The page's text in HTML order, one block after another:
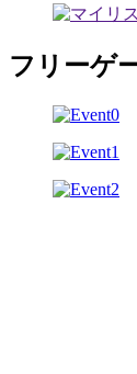
フリーゲ